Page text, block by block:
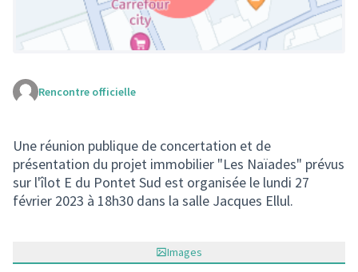
(Lien externe)
Rencontre officielle
Une réunion publique de concertation et de
présentation du projet immobilier "Les Naïades" prévus
sur l'îlot E du Pontet Sud est organisée le lundi 27
février 2023 à 18h30 dans la salle Jacques Ellul.
Images